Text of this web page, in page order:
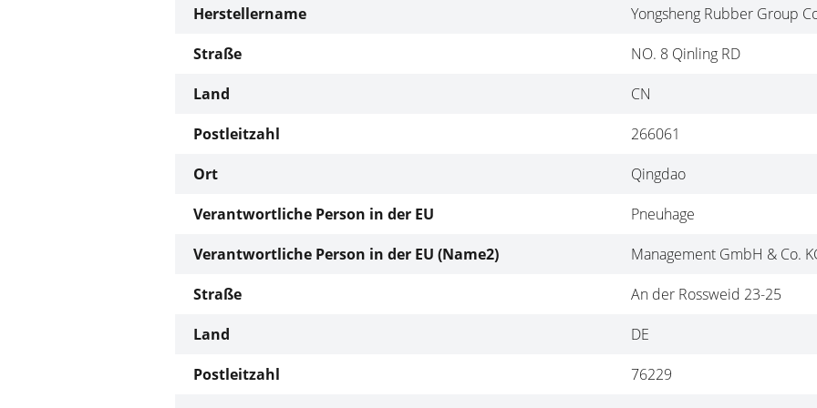
Herstellername
Yongsheng Rubber Group
Straße
NO. 8 Qinling RD
Land
CN
Postleitzahl
266061
Ort
Qingdao
Verantwortliche Person in der EU
Pneuhage
Verantwortliche Person in der EU (Name2)
Management GmbH & Co.
Straße
An der Rossweid 23-25
Land
DE
Postleitzahl
76229